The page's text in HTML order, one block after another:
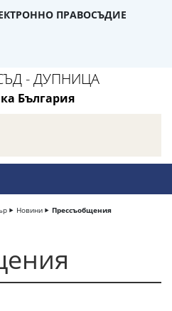
ПРАВОСЪДИЕ
- ДУПНИЦА
България
Новини Прессъобщения